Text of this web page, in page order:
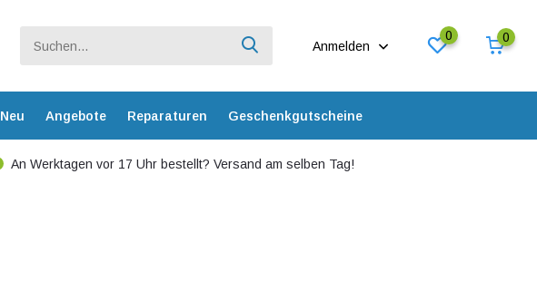
Anmelden
0 0
Neu Angebote Reparaturen Geschenkgutscheine
An Werktagen vor 17 Uhr bestellt? Versand am selben Tag!